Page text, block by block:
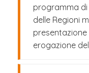
programma
delle Regioni
erogazione